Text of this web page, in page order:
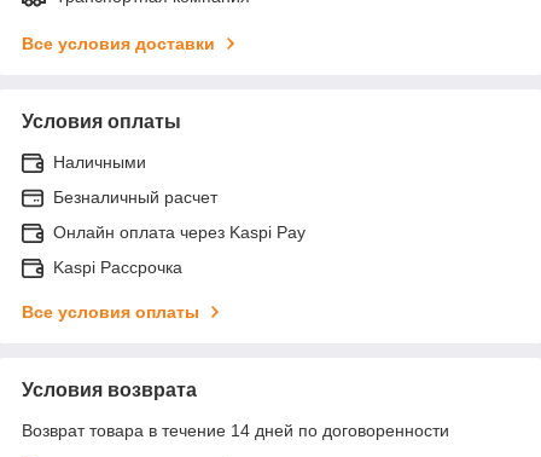
Все условия доставки
Условия оплаты
Наличными
Безналичный расчет
Онлайн оплата через Kaspi Pay
Kaspi Рассрочка
Все условия оплаты
Условия возврата
Возврат товара в течение 14 дней по договоренности